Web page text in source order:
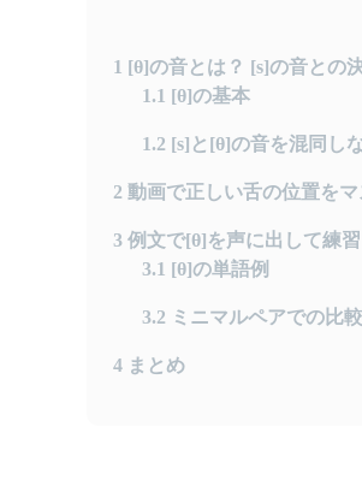
1 [θ]の音とは？ [s]の音との
1.1 [θ]の基本
1.2 [s]と[θ]の音を混同し
2 動画で正しい舌の位置をマ
3 例文で[θ]を声に出して練
3.1 [θ]の単語例
3.2 ミニマルペアでの比
4 まとめ